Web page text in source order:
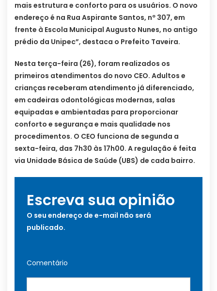
mais estrutura e conforto para os usuários. O novo
endereço é na Rua Aspirante Santos, nº 307, em
frente à Escola Municipal Augusto Nunes, no antigo
prédio da Unipec”, destaca o Prefeito Taveira.
Nesta terça-feira (26), foram realizados os
primeiros atendimentos do novo CEO. Adultos e
crianças receberam atendimento já diferenciado,
em cadeiras odontológicas modernas, salas
equipadas e ambientadas para proporcionar
conforto e segurança e mais qualidade nos
procedimentos. O CEO funciona de segunda a
sexta-feira, das 7h30 às 17h00. A regulação é feita
via Unidade Básica de Saúde (UBS) de cada bairro.
Escreva sua opinião
O seu endereço de e-mail não será
publicado.
Comentário